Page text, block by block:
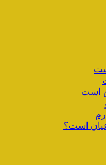
است
است؟